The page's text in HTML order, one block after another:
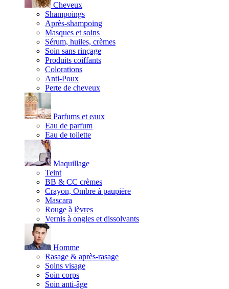
Cheveux
Shampoings
Après-shampoing
Masques et soins
Sérum, huiles, crèmes
Soin sans rinçage
Produits coiffants
Colorations
Anti-Poux
Perte de cheveux
Parfums et eaux
Eau de parfum
Eau de toilette
Maquillage
Teint
BB & CC crèmes
Crayon, Ombre à paupière
Mascara
Rouge à lèvres
Vernis à ongles et dissolvants
Homme
Rasage & après-rasage
Soins visage
Soin corps
Soin anti-âge